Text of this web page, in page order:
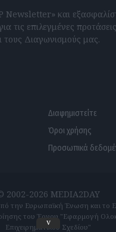
Newsletter» και
τις επιλεγμένες προτάσεις,
Διαγωνισμούς μας.
Διαφημιστείτε
Όροι χρήσης
Προσωπικά
2002-2026 MEDIA2DAY
την Ευρωπαϊκή Ένωση και το
του Έργου "Εφαρμογή
Επιχειρηματικού Σχεδίου"
v